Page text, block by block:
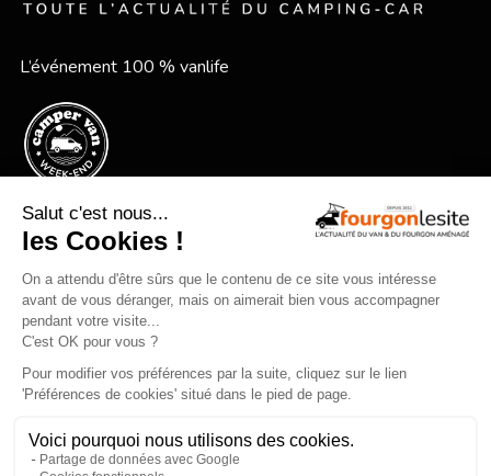
L’événement 100 % vanlife
Le festival vanlife en bord de mer
Mentions légales
Devenir annonceur